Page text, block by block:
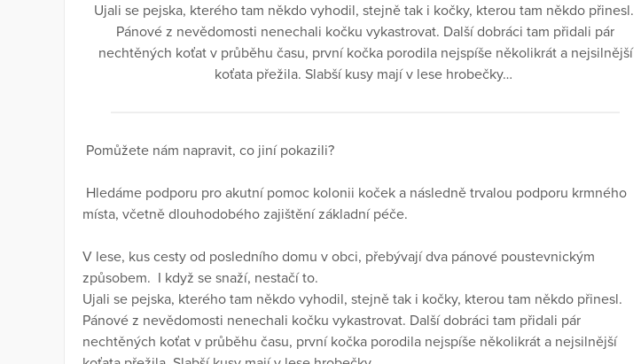
Ujali se pejska, kterého tam někdo vyhodil, stejně tak i kočky, kterou tam někdo přinesl.
Pánové z nevědomosti nenechali kočku vykastrovat. Další dobráci tam přidali pár
nechtěných koťat v průběhu času, první kočka porodila nejspíše několikrát a nejsilnější
koťata přežila. Slabší kusy mají v lese hrobečky…
Pomůžete nám napravit, co jiní pokazili?
Hledáme podporu pro akutní pomoc kolonii koček a následně trvalou podporu krmného
místa, včetně dlouhodobého zajištění základní péče.
V lese, kus cesty od posledního domu v obci, přebývají dva pánové poustevnickým
způsobem. I když se snaží, nestačí to.
Ujali se pejska, kterého tam někdo vyhodil, stejně tak i kočky, kterou tam někdo přinesl.
Pánové z nevědomosti nenechali kočku vykastrovat. Další dobráci tam přidali pár
nechtěných koťat v průběhu času, první kočka porodila nejspíše několikrát a nejsilnější